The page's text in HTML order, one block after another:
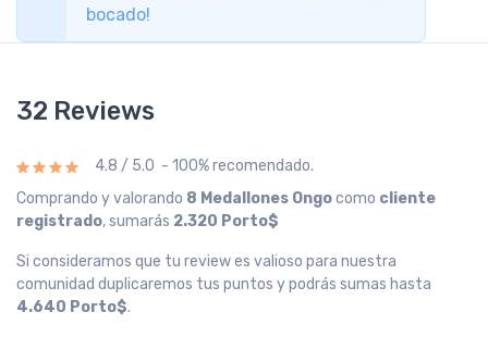
bocado!
32 Reviews
4.8 / 5.0 - 100% recomendado.
Comprando y valorando 8 Medallones Ongocomo cliente
registrado, sumarás 2.320 Porto$
Si consideramos que tu review es valioso para nuestra
comunidad duplicaremos tus puntos y podrás sumas hasta
4.640 Porto$.